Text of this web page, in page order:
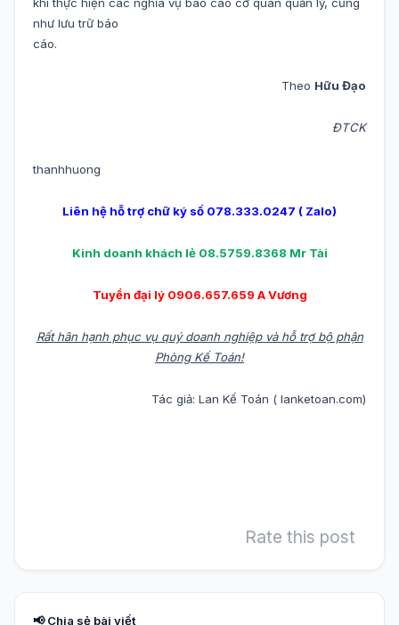
như lưu trữ báo
cáo.
Theo Hữu Đạo
ĐTCK
thanhhuong
Liên hệ hỗ trợ chữ ký số 078.333.0247 ( Zalo)
Kinh doanh khách lẻ 08.5759.8368 Mr Tài
Tuyển đại lý 0906.657.659 A Vương
Rất hân hạnh phục vụ quý doanh nghiệp và hỗ trợ bộ phận
Phòng Kế Toán!
Tác giả: Lan Kế Toán ( lanketoan.com)
Rate this post
📢 Chia sẻ bài viết